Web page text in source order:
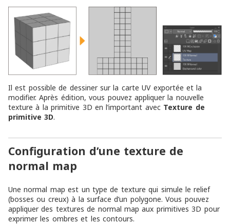
Il est possible de dessiner sur la carte UV exportée et la
modifier. Après édition, vous pouvez appliquer la nouvelle
texture à la primitive 3D en l’important avec Texture de
primitive 3D.
Configuration d’une texture de
normal map
Une normal map est un type de texture qui simule le relief
(bosses ou creux) à la surface d’un polygone. Vous pouvez
appliquer des textures de normal map aux primitives 3D pour
exprimer les ombres et les contours.